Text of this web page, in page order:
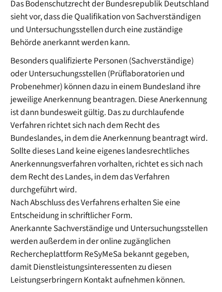
Das Bodenschutzrecht der Bundesrepublik Deutschland
sieht vor, dass die Qualifikation von Sachverständigen
und Untersuchungsstellen durch eine zuständige
Behörde anerkannt werden kann.
Besonders qualifizierte Personen (Sachverständige)
oder Untersuchungsstellen (Prüflaboratorien und
Probenehmer) können dazu in einem Bundesland ihre
jeweilige Anerkennung beantragen. Diese Anerkennung
ist dann bundesweit gültig. Das zu durchlaufende
Verfahren richtet sich nach dem Recht des
Bundeslandes, in dem die Anerkennung beantragt wird.
Sollte dieses Land keine eigenes landesrechtliches
Anerkennungsverfahren vorhalten, richtet es sich nach
dem Recht des Landes, in dem das Verfahren
durchgeführt wird.
Nach Abschluss des Verfahrens erhalten Sie eine
Entscheidung in schriftlicher Form.
Anerkannte Sachverständige und Untersuchungsstellen
werden außerdem in der online zugänglichen
Rechercheplattform ReSyMeSa bekannt gegeben,
damit Dienstleistungsinteressenten zu diesen
Leistungserbringern Kontakt aufnehmen können.